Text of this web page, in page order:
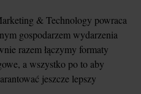
& Technology powraca
gospodarzem wydarzenia
razem łączymy formaty
a wszystko po to aby
jeszcze lepszy